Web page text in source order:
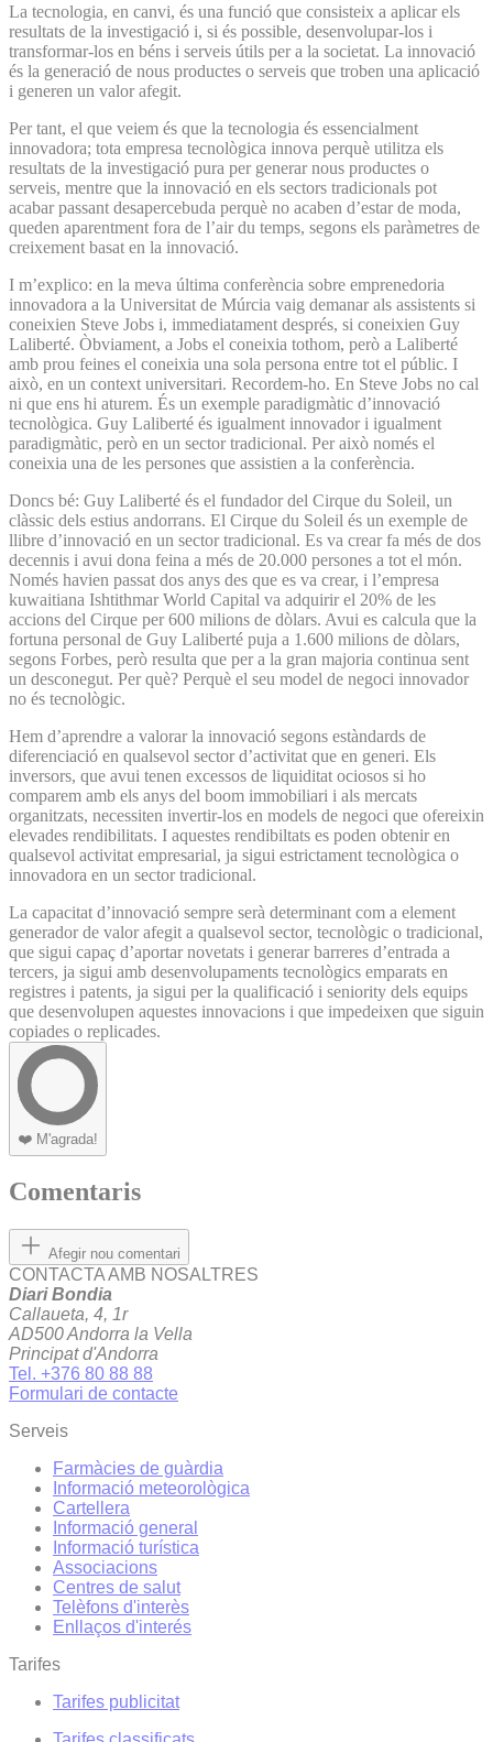
La tecnologia, en canvi, és una funció que consisteix a aplicar els
resultats de la investigació i, si és possible, desenvolupar-los i
transformar-los en béns i serveis útils per a la societat. La innovació
és la generació de nous productes o serveis que troben una aplicació
i generen un valor afegit.
Per tant, el que veiem és que la tecnologia és essencialment
innovadora; tota empresa tecnològica innova perquè utilitza els
resultats de la investigació pura per generar nous productes o
serveis, mentre que la innovació en els sectors tradicionals pot
acabar passant desapercebuda perquè no acaben d’estar de moda,
queden aparentment fora de l’air du temps, segons els paràmetres de
creixement basat en la innovació.
I m’explico: en la meva última conferència sobre emprenedoria
innovadora a la Universitat de Múrcia vaig demanar als assistents si
coneixien Steve Jobs i, immediatament després, si coneixien Guy
Laliberté. Òbviament, a Jobs el coneixia tothom, però a Laliberté
amb prou feines el coneixia una sola persona entre tot el públic. I
això, en un context universitari. Recordem-ho. En Steve Jobs no cal
ni que ens hi aturem. És un exemple paradigmàtic d’innovació
tecnològica. Guy Laliberté és igualment innovador i igualment
paradigmàtic, però en un sector tradicional. Per això només el
coneixia una de les persones que assistien a la conferència.
Doncs bé: Guy Laliberté és el fundador del Cirque du Soleil, un
clàssic dels estius andorrans. El Cirque du Soleil és un exemple de
llibre d’innovació en un sector tradicional. Es va crear fa més de dos
decennis i avui dona feina a més de 20.000 persones a tot el món.
Només havien passat dos anys des que es va crear, i l’empresa
kuwaitiana Ishtithmar World Capital va adquirir el 20% de les
accions del Cirque per 600 milions de dòlars. Avui es calcula que la
fortuna personal de Guy Laliberté puja a 1.600 milions de dòlars,
segons Forbes, però resulta que per a la gran majoria continua sent
un desconegut. Per què? Perquè el seu model de negoci innovador
no és tecnològic.
Hem d’aprendre a valorar la innovació segons estàndards de
diferenciació en qualsevol sector d’activitat que en generi. Els
inversors, que avui tenen excessos de liquiditat ociosos si ho
comparem amb els anys del boom immobiliari i als mercats
organitzats, necessiten invertir-los en models de negoci que ofereixin
elevades rendibilitats. I aquestes rendibiltats es poden obtenir en
qualsevol activitat empresarial, ja sigui estrictament tecnològica o
innovadora en un sector tradicional.
La capacitat d’innovació sempre serà determinant com a element
generador de valor afegit a qualsevol sector, tecnològic o tradicional,
que sigui capaç d’aportar novetats i generar barreres d’entrada a
tercers, ja sigui amb desenvolupaments tecnològics emparats en
registres i patents, ja sigui per la qualificació i seniority dels equips
que desenvolupen aquestes innovacions i que impedeixen que siguin
copiades o replicades.
❤️ M'agrada!
Comentaris
Afegir nou comentari
CONTACTA AMB NOSALTRES
Diari Bondia
Callaueta, 4, 1r
AD500 Andorra la Vella
Principat d'Andorra
Tel. +376 80 88 88
Formulari de contacte
Serveis
Farmàcies de guàrdia
Informació meteorològica
Cartellera
Informació general
Informació turística
Associacions
Centres de salut
Telèfons d'interès
Enllaços d'interés
Tarifes
Tarifes publicitat